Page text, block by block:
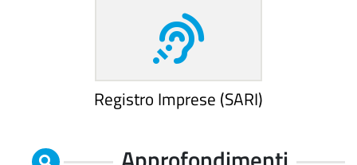
Registro Imprese (SARI)